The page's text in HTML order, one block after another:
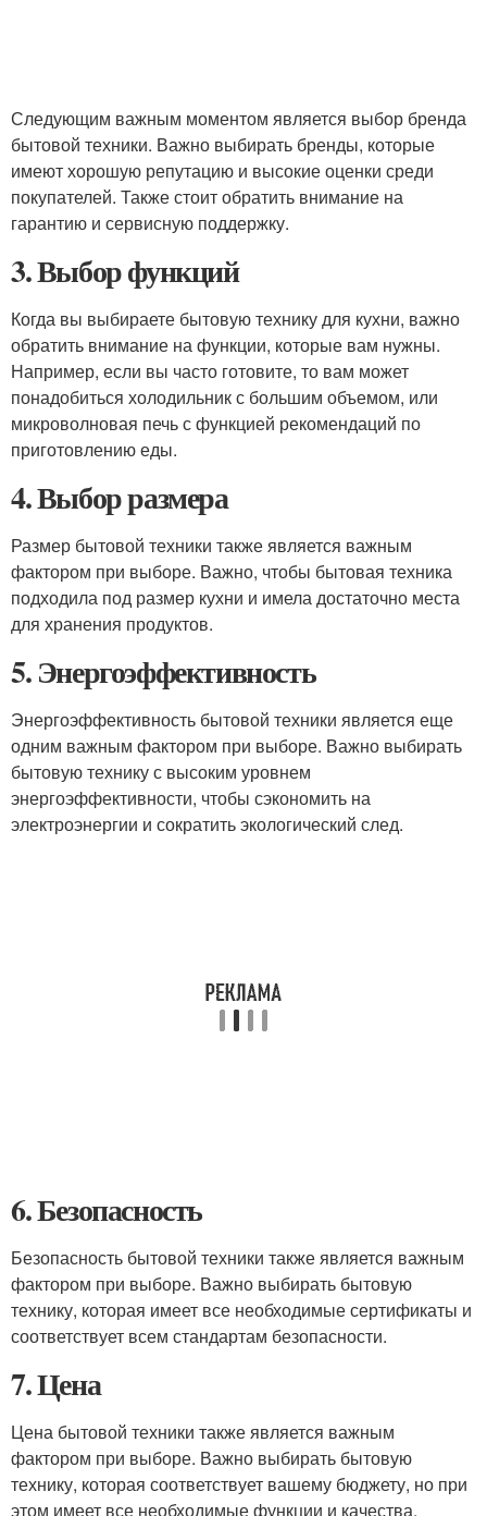
Следующим важным моментом является выбор бренда
бытовой техники. Важно выбирать бренды, которые
имеют хорошую репутацию и высокие оценки среди
покупателей. Также стоит обратить внимание на
гарантию и сервисную поддержку.
3. Выбор функций
Когда вы выбираете бытовую технику для кухни, важно
обратить внимание на функции, которые вам нужны.
Например, если вы часто готовите, то вам может
понадобиться холодильник с большим объемом, или
микроволновая печь с функцией рекомендаций по
приготовлению еды.
4. Выбор размера
Размер бытовой техники также является важным
фактором при выборе. Важно, чтобы бытовая техника
подходила под размер кухни и имела достаточно места
для хранения продуктов.
5. Энергоэффективность
Энергоэффективность бытовой техники является еще
одним важным фактором при выборе. Важно выбирать
бытовую технику с высоким уровнем
энергоэффективности, чтобы сэкономить на
электроэнергии и сократить экологический след.
6. Безопасность
Безопасность бытовой техники также является важным
фактором при выборе. Важно выбирать бытовую
технику, которая имеет все необходимые сертификаты и
соответствует всем стандартам безопасности.
7. Цена
Цена бытовой техники также является важным
фактором при выборе. Важно выбирать бытовую
технику, которая соответствует вашему бюджету, но при
этом имеет все необходимые функции и качества.